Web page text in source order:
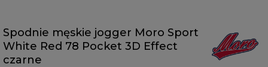
Spodnie męskie jogger Moro Sport
White Red 78 Pocket 3D Effect
czarne